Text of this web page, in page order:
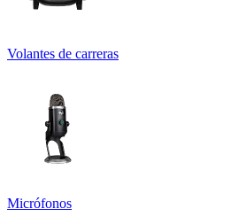
Volantes de carreras
Micrófonos